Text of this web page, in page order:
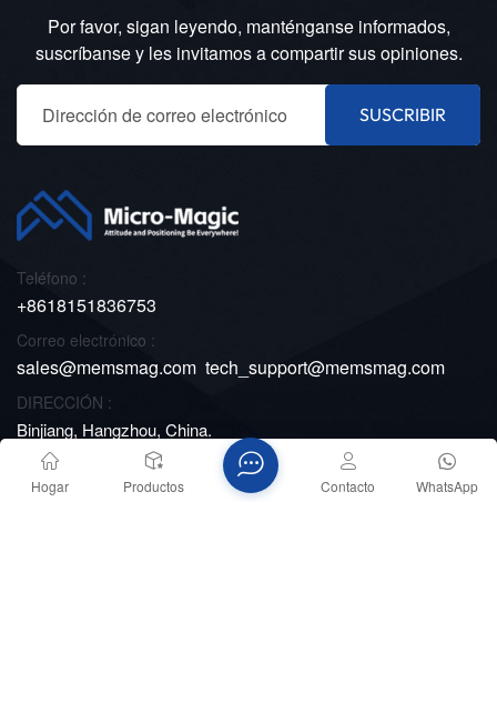
Por favor, sigan leyendo, manténganse informados,
suscríbanse y les invitamos a compartir sus opiniones.
SUSCRIBIR
Teléfono :
+8618151836753
Correo electrónico :
sales@memsmag.com tech_support@memsmag.com
DIRECCIÓN :
Binjiang, Hangzhou, China.
Hogar Productos WhatsApp
Contacto